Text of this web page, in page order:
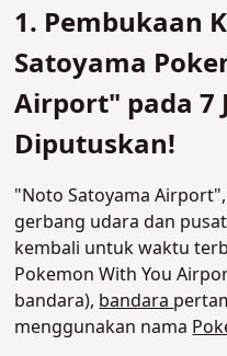
1. Pembukaan
Satoyama
Airport" pada 7
Diputuskan!
"Noto Satoyama
gerbang udara dan
kembali untuk waktu
Pokemon With You
bandara),bandara
menggunakan nama